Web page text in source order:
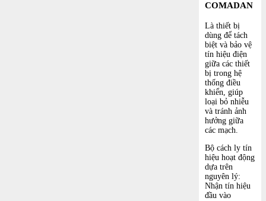
COMADAN
Là thiết bị
dùng để tách
biệt và bảo vệ
tín hiệu điện
giữa các thiết
bị trong hệ
thống điều
khiển, giúp
loại bỏ nhiễu
và tránh ảnh
hưởng giữa
các mạch.
Bộ cách ly tín
hiệu hoạt động
dựa trên
nguyên lý:
Nhận tín hiệu
đầu vào